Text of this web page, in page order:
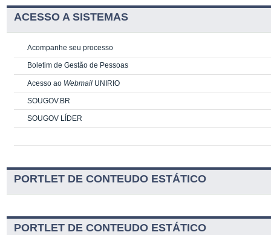
ACESSO A SISTEMAS
Acompanhe seu processo
Boletim de Gestão de Pessoas
Acesso ao Webmail UNIRIO
SOUGOV.BR
SOUGOV LÍDER
PORTLET DE CONTEUDO ESTÁTICO
PORTLET DE CONTEUDO ESTÁTICO